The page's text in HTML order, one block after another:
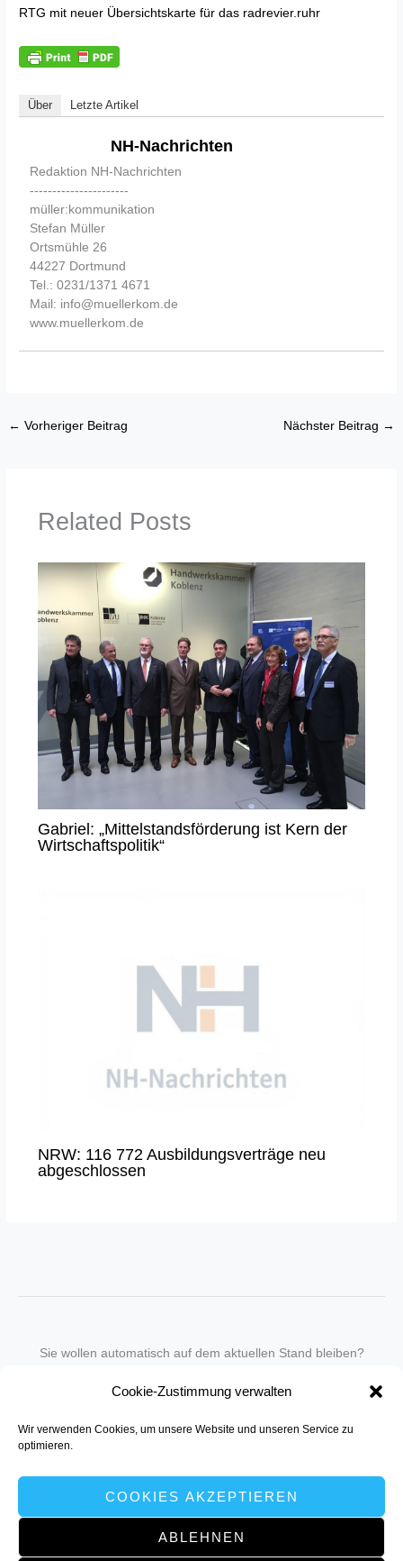
Cookie-Zustimmung verwalten
Wir verwenden Cookies, um unsere Website und unseren Service zu
optimieren.
COOKIES AKZEPTIEREN
ABLEHNEN
RTG mit neuer Übersichtskarte für das radrevier.ruhr
Über Letzte Artikel
NH-Nachrichten
Redaktion NH-Nachrichten
----------------------
müller:kommunikation
Stefan Müller
Ortsmühle 26
44227 Dortmund
Tel.: 0231/1371 4671
Mail: info@muellerkom.de
www.muellerkom.de
← Vorheriger Beitrag Nächster Beitrag →
Related Posts
Gabriel: „Mittelstandsförderung ist Kern der
Wirtschaftspolitik“
NRW: 116 772 Ausbildungsverträge neu
abgeschlossen
Sie wollen automatisch auf dem aktuellen Stand bleiben?
in unseren Newsletter-Service auf.
Senden Sie für ein Angebot einfach eine